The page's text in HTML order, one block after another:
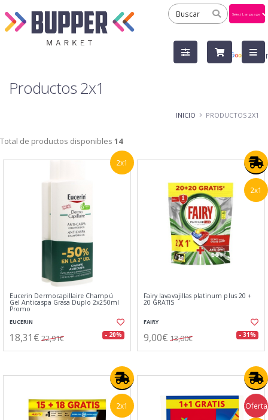
by
Productos 2x1
INICIO PRODUCTOS 2X1
Total de productos disponibles 14
2x1
Eucerin Dermocapillaire Champú
Gel Anticaspa Grasa Duplo 2x250ml
Promo
EUCERIN
18,31€ 22,91€ - 20%
2x1
Fairy lavavajillas platinum plus 20 +
20 GRATIS
FAIRY
9,00€ 13,00€ - 31%
2x1 Oferta